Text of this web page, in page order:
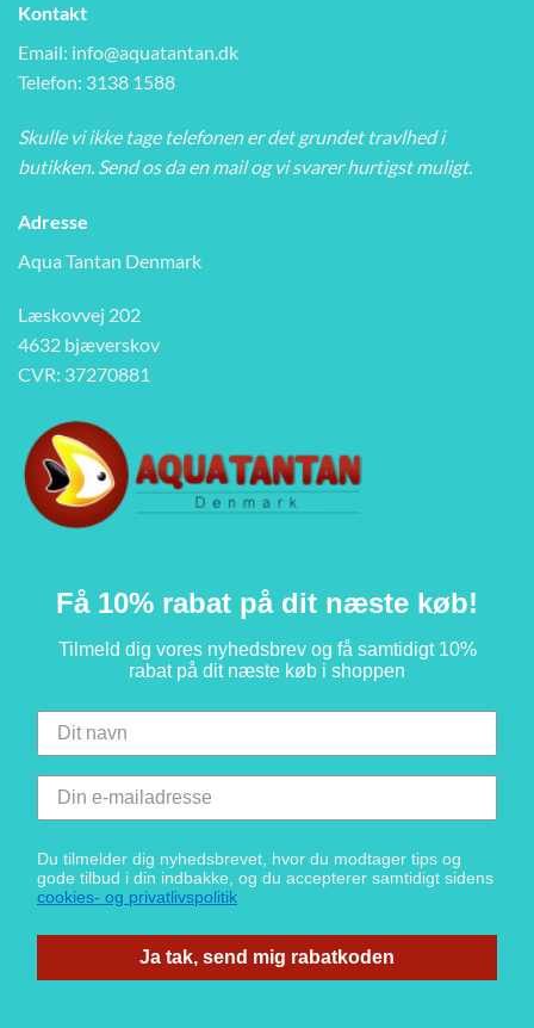
Kontakt
Email: info@aquatantan.dk
Telefon: 3138 1588
Skulle vi ikke tage telefonen er det grundet travlhed i
butikken. Send os da en mail og vi svarer hurtigst muligt.
Adresse
Aqua Tantan Denmark
Læskovvej 202
4632 bjæverskov
CVR: 37270881
Få 10% rabat på dit næste køb!
Tilmeld dig vores nyhedsbrev og få samtidigt 10%
rabat på dit næste køb i shoppen
Du tilmelder dig nyhedsbrevet, hvor du modtager tips og
gode tilbud i din indbakke, og du accepterer samtidigt sidens
cookies- og privatlivspolitik
Ja tak, send mig rabatkoden